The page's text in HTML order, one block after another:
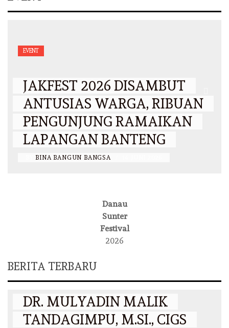
EVENT
JAKFEST 2026 DISAMBUT
ANTUSIAS WARGA, RIBUAN
PENGUNJUNG RAMAIKAN
LAPANGAN BANTENG
BINA BANGUN BANGSA
Danau
Sunter
Festival
2026
BERITA TERBARU
DAERAH
DR. MULYADIN MALIK
TANDAGIMPU, M.SI., CIGS